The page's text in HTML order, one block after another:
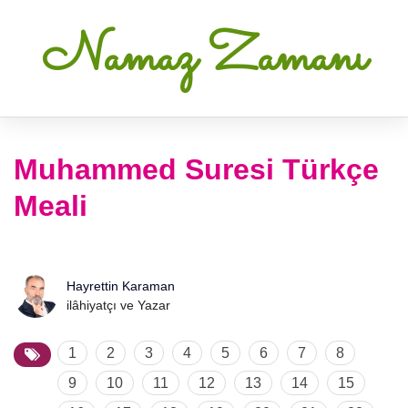
Namaz Zamanı
Muhammed Suresi Türkçe
Meali
Hayrettin Karaman
ilâhiyatçı ve Yazar
1 2 3 4 5 6 7
8
9
10 11 12 13 14
15